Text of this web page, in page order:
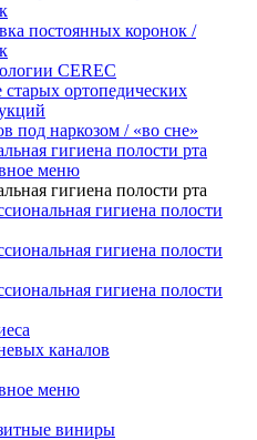
постоянных коронок /
CEREC
старых ортопедических
под наркозом / «во сне»
гигиена полости рта
меню
гигиена полости рта
гигиена полости
гигиена полости
гигиена полости
каналов
меню
виниры